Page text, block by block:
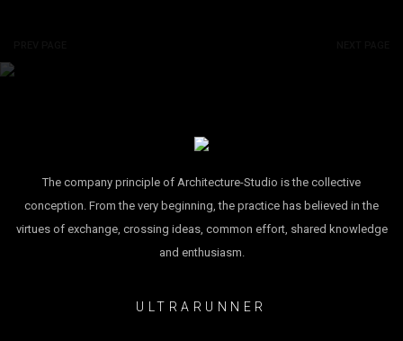
The company principle of Architecture-Studio is the collective
conception. From the very beginning, the practice has believed in the
virtues of exchange, crossing ideas, common effort, shared knowledge
and enthusiasm.
ULTRARUNNER